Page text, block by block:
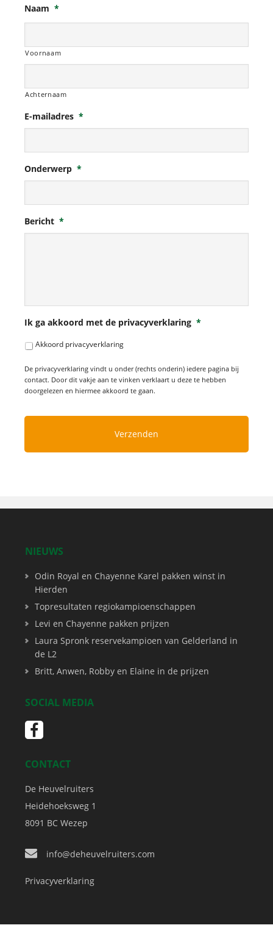
Naam *
Voornaam
Achternaam
E-mailadres *
Onderwerp *
Bericht *
Ik ga akkoord met de privacyverklaring *
Akkoord privacyverklaring
De privacyverklaring vindt u onder (rechts onderin) iedere pagina bij
contact. Door dit vakje aan te vinken verklaart u deze te hebben
doorgelezen en hiermee akkoord te gaan.
NIEUWS
Odin Royal en Chayenne Karel pakken winst in
Hierden
Topresultaten regiokampioenschappen
Levi en Chayenne pakken prijzen
Laura Spronk reservekampioen van Gelderland in
de L2
Britt, Anwen, Robby en Elaine in de prijzen
SOCIAL MEDIA
CONTACT
De Heuvelruiters
Heidehoeksweg 1
8091 BC Wezep
info@deheuvelruiters.com
Privacyverklaring